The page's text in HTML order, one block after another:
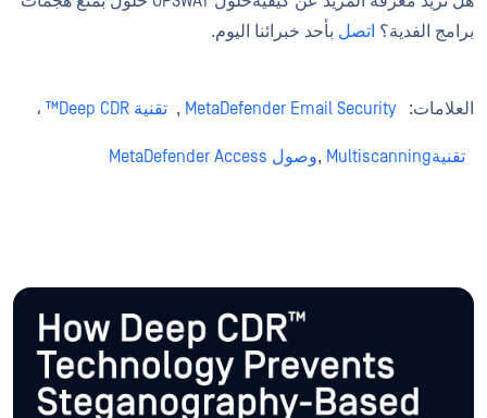
برامج الفدية؟ اتصل بأحد خبرائنا اليوم.
العلامات: MetaDefender Email Security
, تقنية Deep CDR™ ،
تقنيةMultiscanning ,وصول MetaDefender Access